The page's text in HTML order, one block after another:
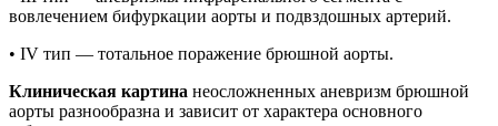
вовлечением бифуркации аорты и подвздошных артерий.
• IV тип — тотальное поражение брюшной аорты.
Клиническая картина неосложненных аневризм брюшной
аорты разнообразна и зависит от характера основного